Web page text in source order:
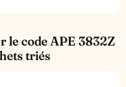
le code APE 3832Z
triés